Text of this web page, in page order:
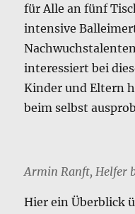
für Alle an fünf
intensive
interessiert bei
Kinder und Eltern
beim selbst
Armin Ranft, Helfer
Hier ein Überblick